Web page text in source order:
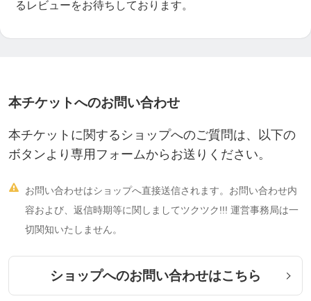
るレビューをお待ちしております。
本チケットへのお問い合わせ
本チケットに関するショップへのご質問は、以下の
ボタンより専用フォームからお送りください。

お問い合わせはショップへ直接送信されます。お問い合わせ内
容および、返信時期等に関しましてツクツク!!! 運営事務局は一
切関知いたしません。
ショップへのお問い合わせはこちら